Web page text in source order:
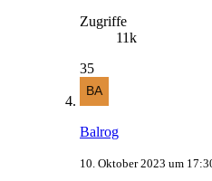
Zugriffe
11k
35
Balrog
10. Oktober 2023 um